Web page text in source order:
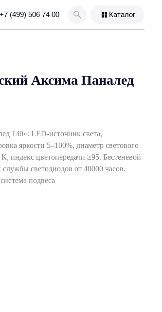
Каталог
Аксима Паналед
140»: LED‑источник света,
яркости 5–100%, диаметр светового
индекс цветопередачи ≥95. Бестеневой
светодиодов от 40000 часов.
подвеса